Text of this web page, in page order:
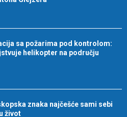
sa požarima pod kontrolom:
helikopter na području
znaka najčešće sami sebi
život